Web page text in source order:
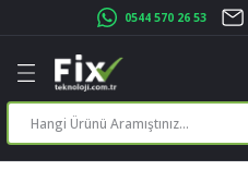
0544 570 26 53
Geri Dön
Geri Dön
Geri Dön
Geri Dön
Geri Dön
Geri Dön
Geri Dön
Geri Dön